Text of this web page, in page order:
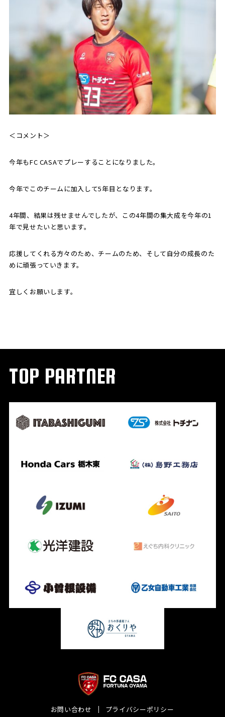
＜コメント＞
今年もFC CASAでプレーすることになりました。
今年でこのチームに加入して5年目となります。
4年間、結果は残せませんでしたが、この4年間の集大成を今年の1
年で見せたいと思います。
応援してくれる方々のため、チームのため、そして自分の成長のた
めに頑張っていきます。
宜しくお願いします。
TOP PARTNER
お問い合わせ プライバシーポリシー